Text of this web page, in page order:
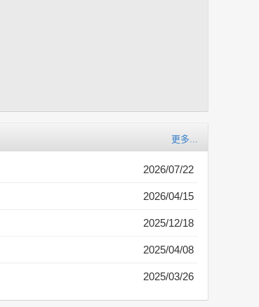
更多...
2026/07/22
2026/04/15
2025/12/18
2025/04/08
2025/03/26